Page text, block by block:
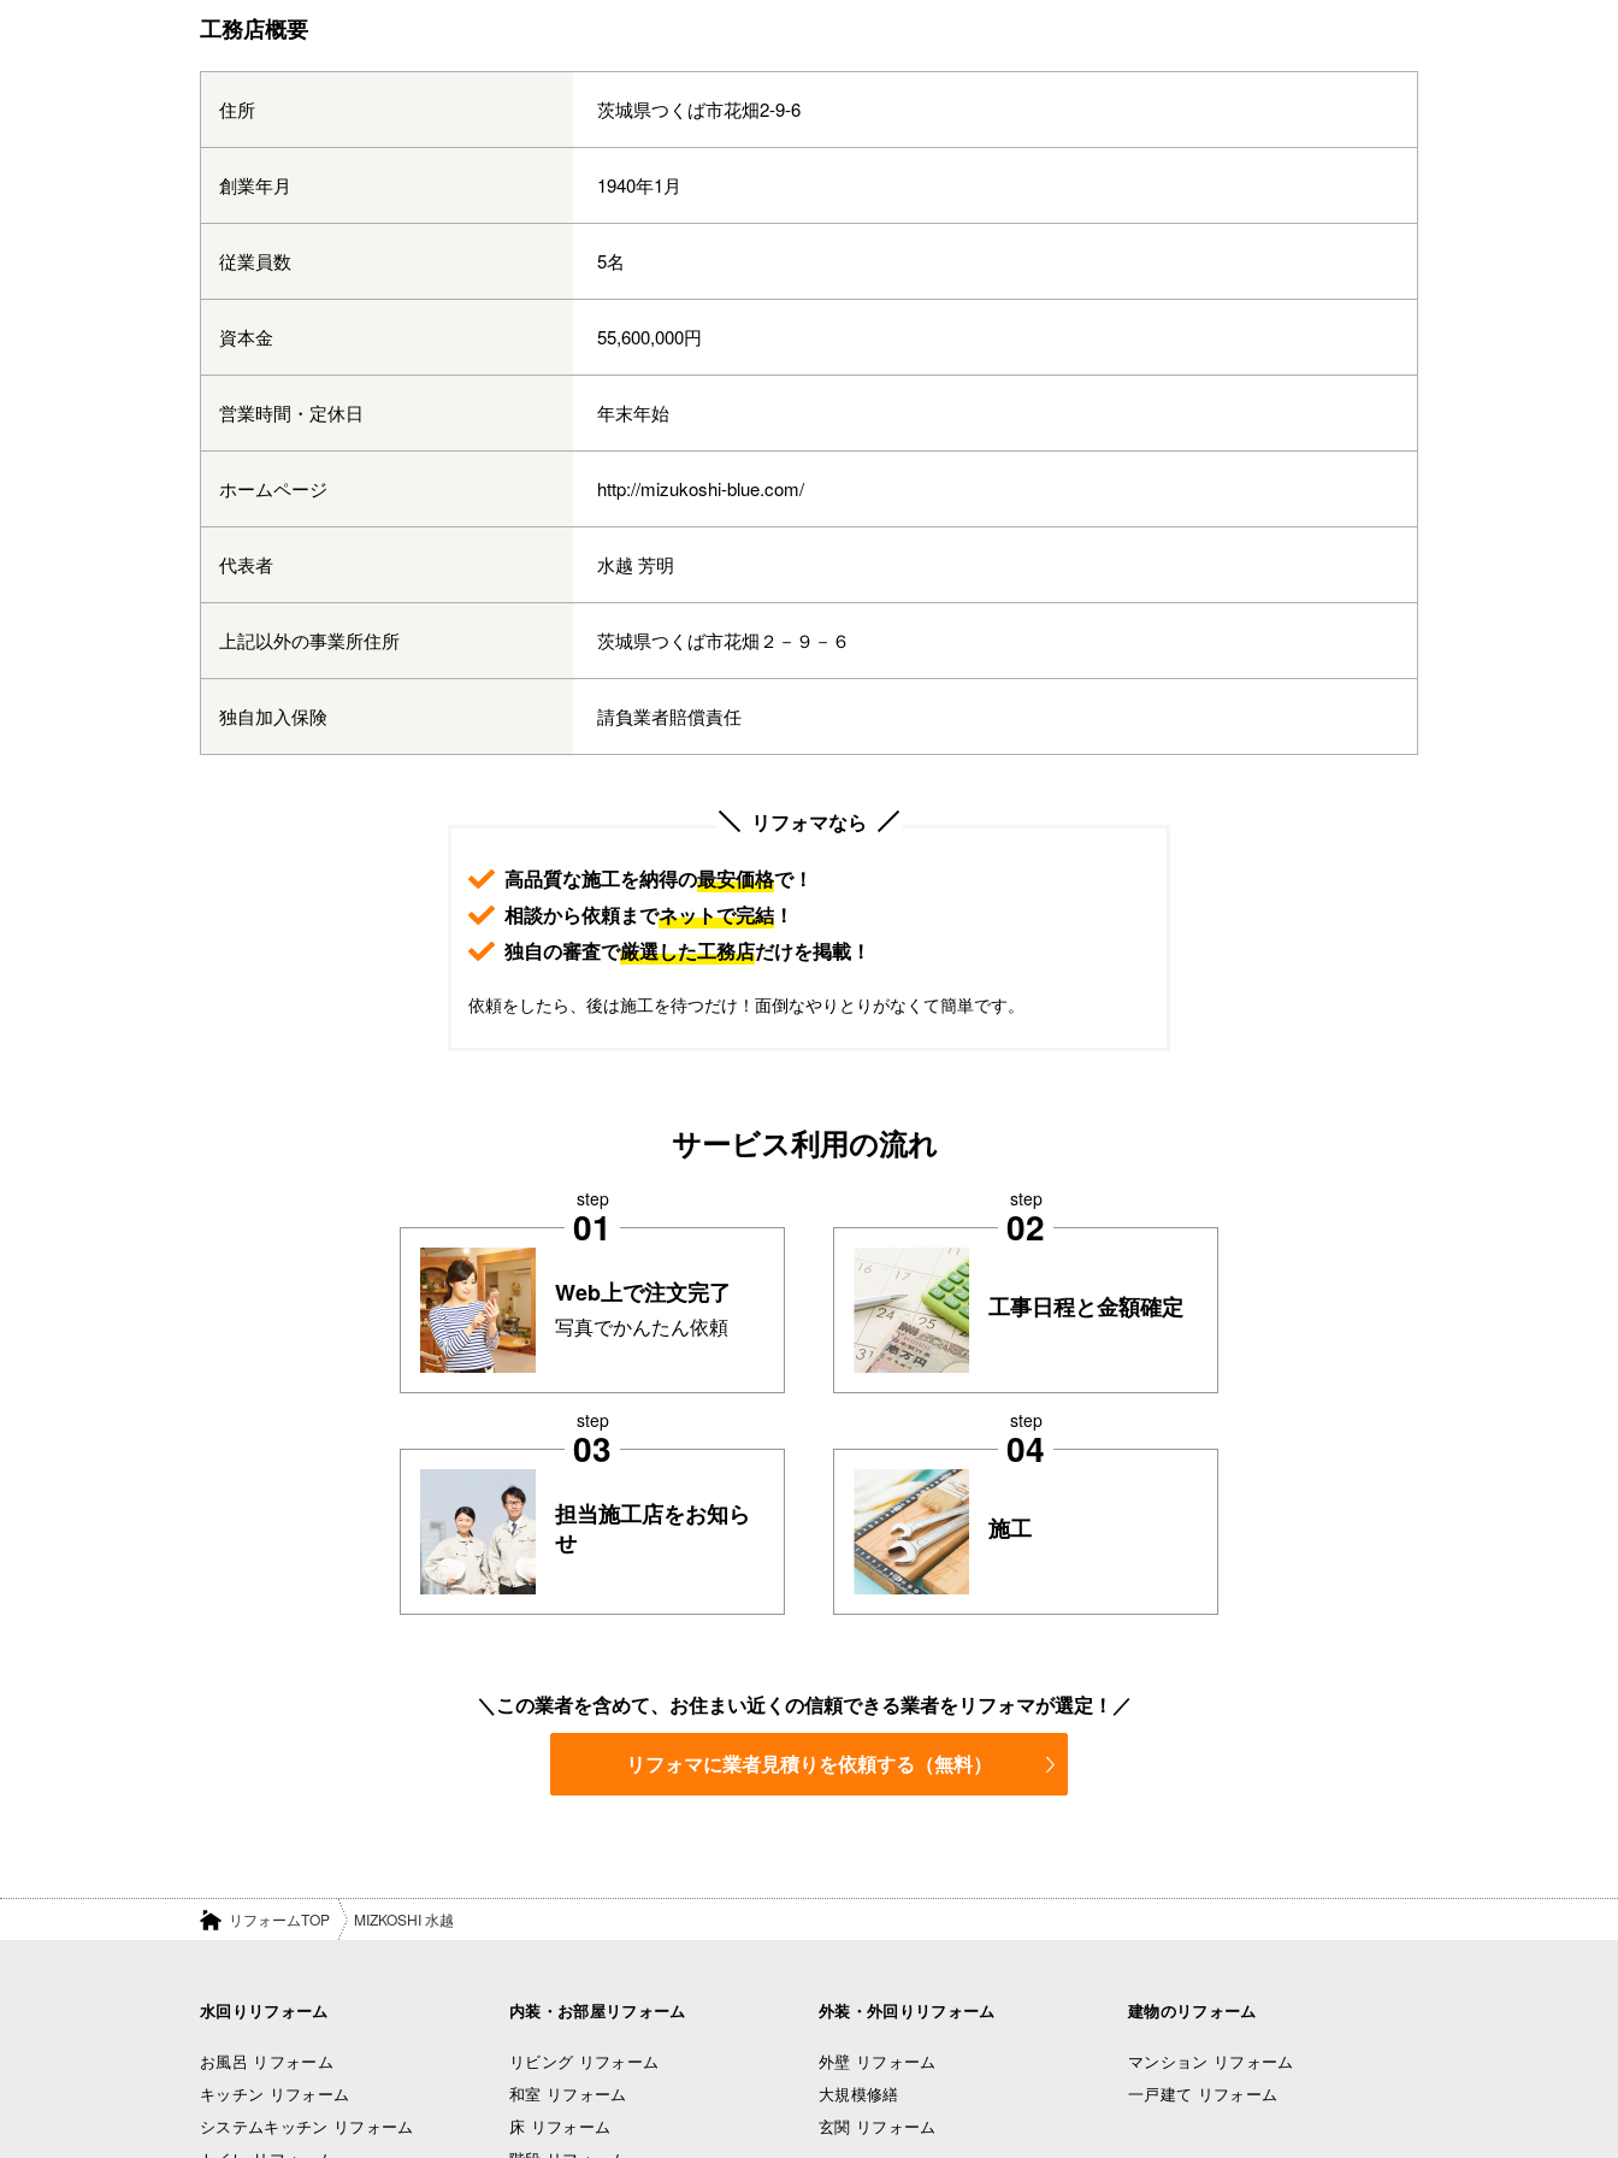
工務店概要
住所 茨城県つくば市花畑2-9-6
創業年月 1940年1月
従業員数 5名
資本金 55,600,000円
営業時間・定休日 年末年始
ホームページ http://mizukoshi-blue.com/
代表者 水越 芳明
上記以外の事業所住所 茨城県つくば市花畑２－９－６
独自加入保険 請負業者賠償責任
リフォマなら
高品質な施工を納得の最安価格で！
相談から依頼までネットで完結 ！
独自の審査で厳選した工務店だけを掲載！
依頼をしたら、後は施工を待つだけ！面倒なやりとりがなくて簡単です。
サービス利用の流れ
step
01
Web上で注文完了
写真でかんたん依頼
step
02
工事日程と金額確定
step
03
担当施工店をお知ら
せ
step
04
施工
この業者を含めて、お住まい近くの信頼できる業者をリフォマが選定！
リフォマに業者見積りを依頼する（無料）
リフォームTOP MIZKOSHI 水越
水回りリフォーム
お風呂 リフォーム
キッチン リフォーム
システムキッチン リフォーム
内装・お部屋リフォーム
リビング リフォーム
和室 リフォーム
床 リフォーム
外装・外回りリフォーム
外壁 リフォーム
大規模修繕
玄関 リフォーム
建物のリフォーム
マンション リフォーム
一戸建て リフォーム